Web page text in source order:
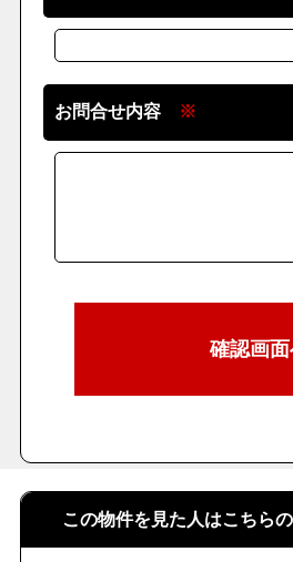
お問合せ内容 ※
この物件を見た人はこちら